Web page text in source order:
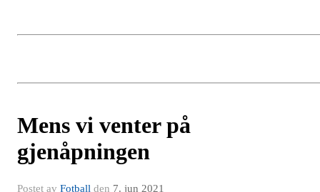
Mens vi venter på
gjenåpningen
Postet av Fotball den 7. jun 2021